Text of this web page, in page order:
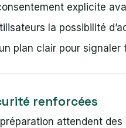
explicite
la possibilité
plan clair pour
renforcées
attendent des